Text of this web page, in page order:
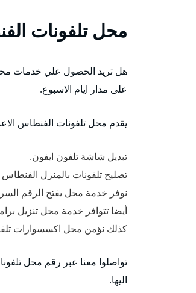
محل تلفونات
هل تريد الحصول علي خدمات
على مدار ايام الاسبوع.
يقدم محل تلفونات الفنطاس
تبديل شاشة تلفون ايفون.
تصليح تلفونات بالمنزل
نوفر خدمة محل يفتح الرقم
أيضا تتوافر خدمة محل تنزيل
كذلك نؤمن محل اكسسوارات
تواصلوا معنا عبر رقم محل
اليها.